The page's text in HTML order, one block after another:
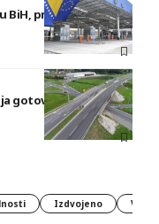
BiH, preporuka
gotovo 80 kilometara
Izdvojeno